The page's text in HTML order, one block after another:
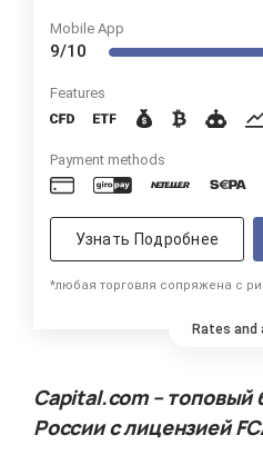
Mobile App
9/10
Features
Payment methods
Узнать Подробнее
*любая торговля сопряжена с
Rates and
Capital.com – топовый
России с лицензией